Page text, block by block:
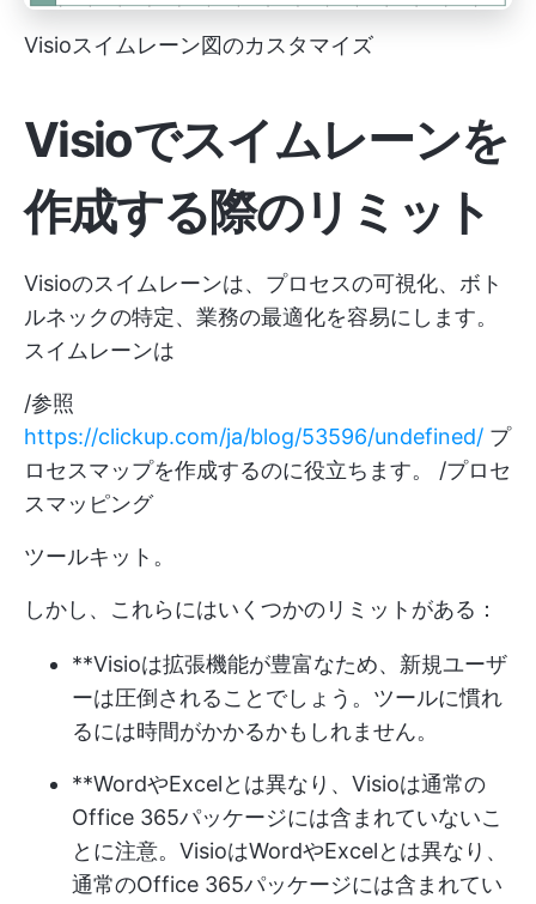
Visioスイムレーン図のカスタマイズ
Visioでスイムレーンを
作成する際のリミット
Visioのスイムレーンは、プロセスの可視化、ボト
ルネックの特定、業務の最適化を容易にします。
スイムレーンは
/参照
https://clickup.com/ja/blog/53596/undefined/ プ
ロセスマップを作成するのに役立ちます。 /プロセ
スマッピング
ツールキット。
しかし、これらにはいくつかのリミットがある：
**Visioは拡張機能が豊富なため、新規ユーザ
ーは圧倒されることでしょう。ツールに慣れ
るには時間がかかるかもしれません。
**WordやExcelとは異なり、Visioは通常の
Office 365パッケージには含まれていないこ
とに注意。VisioはWordやExcelとは異なり、
通常のOffice 365パッケージには含まれてい